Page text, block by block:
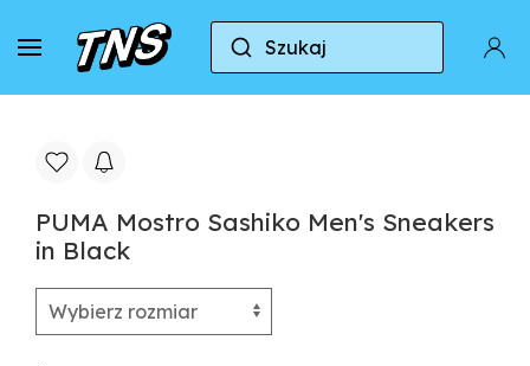
Szukaj
Do domu Puma Mostro PUMA
PUMA Mostro Sashiko Men's Sneakers
in Black